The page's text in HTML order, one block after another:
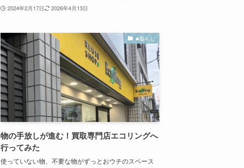
2024年2月17日 2026年4月13日
■暮らし
物の手放しが進む！買取専門店エコリングへ
行ってみた
使っていない物、不要な物がずっとおウチのスペース